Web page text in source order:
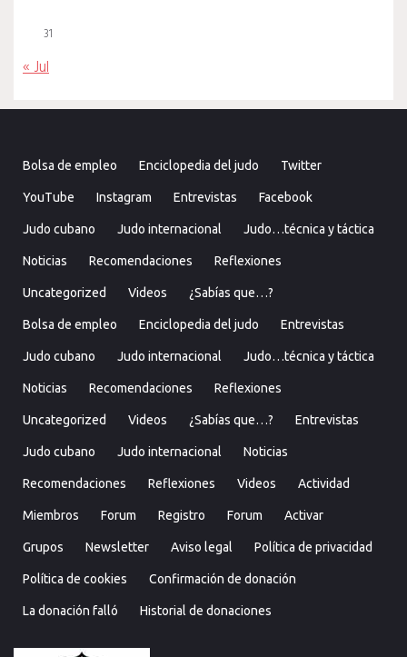
31
« Jul
Bolsa de empleo Enciclopedia del judo Twitter
YouTube Instagram Entrevistas Facebook
Judo cubano Judo internacional Judo…técnica y táctica
Noticias Recomendaciones Reflexiones
Uncategorized Videos ¿Sabías que…?
Bolsa de empleo Enciclopedia del judo Entrevistas
Judo cubano Judo internacional Judo…técnica y táctica
Noticias Recomendaciones Reflexiones
Uncategorized Videos ¿Sabías que…? Entrevistas
Judo cubano Judo internacional Noticias
Recomendaciones Reflexiones Videos Actividad
Miembros Forum Registro Forum Activar
Grupos Newsletter Aviso legal Política de privacidad
Política de cookies Confirmación de donación
La donación falló Historial de donaciones